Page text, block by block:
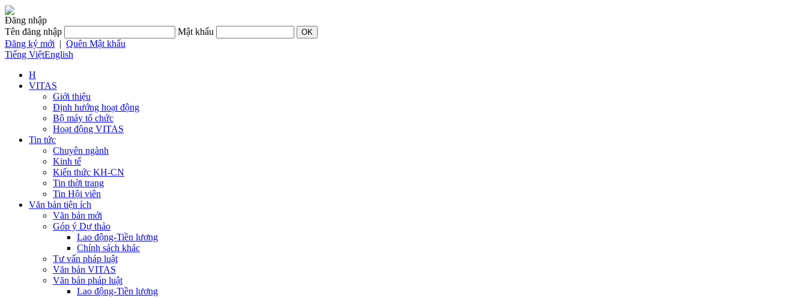
Đăng nhập
Tên đăng nhập
Mật khẩu
Đăng ký mới | Quên Mật khẩu
Tiếng ViệtEnglish
H
VITAS
Giới thiệu
Định hướng hoạt động
Bộ máy tổ chức
Hoạt động VITAS
Tin tức
Chuyên ngành
Kinh tế
Kiến thức KH-CN
Tin thời trang
Tin Hội viên
Văn bản tiện ích
Văn bản mới
Góp ý Dự thảo
Lao động-Tiền lương
Chính sách khác
Tư vấn pháp luật
Văn bản VITAS
Văn bản pháp luật
Lao động-Tiền lương